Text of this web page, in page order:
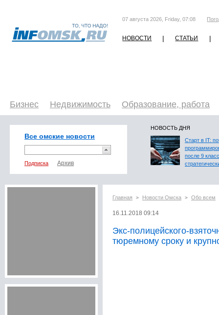
07 августа 2026, Friday, 07:08
НОВОСТИ | СТАТЬИ |
Бизнес Недвижимость Образование, работа
Все омские новости
Подписка
НОВОСТЬ ДНЯ
Старт в IT:
после 9
Главная > Новости Омска > Обо всем
16.11.2018 09:14
Экс-полицейского-
тюремному сроку и